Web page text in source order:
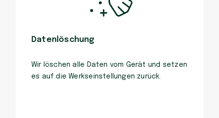
Datenlöschung
Wir löschen alle Daten vom Gerät und setzen
es auf die Werkseinstellungen zurück.